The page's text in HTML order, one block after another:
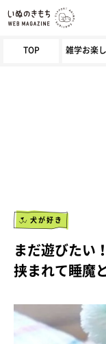
TOP 雑学お楽
犬が好き
まだ遊びた
挟まれて睡魔